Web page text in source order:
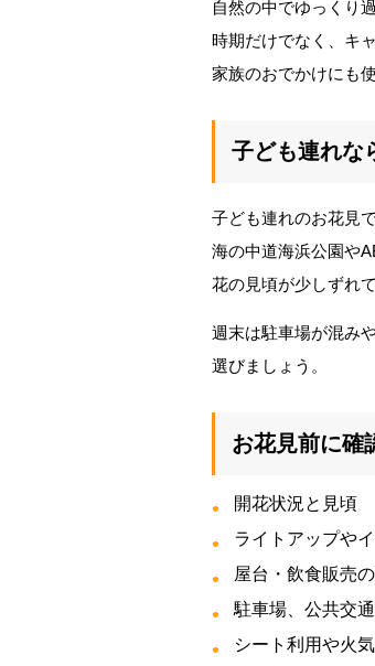
自然の中でゆっくり
時期だけでなく、キ
家族のおでかけにも
子ども連れな
子ども連れのお花見
海の中道海浜公園や
花の見頃が少しずれ
週末は駐車場が混み
選びましょう。
お花見前に確
開花状況と見頃
ライトアップや
屋台・飲食販売
駐車場、公共交
シート利用や火